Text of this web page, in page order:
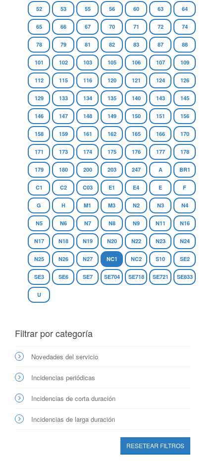
52 53 55 56 60 63 64
65 66 67 70 71 72 74
78 79 81 82 83 87 88
101 102 103 105 106 107 109
112 115 116 120 121 124 126
129 133 134 135 140 143 145
146 147 148 149 150 151 156
158 159 161 162 165 166 170
171 173 174 175 176 177 178
179 180 200 203 247 A BR1
C1 C2 C03 E1 E4 E F
G H M1 M3 N2 N3 N4
N5 N6 N7 N8 N9 N11 N16
N17 N18 N19 N20 N22 N23 N24
N25 N26 N27 NC1 NC2 S10 SE2
SE3 SE6 SE7 SE704 SE718 SE721 SE833
U
Filtrar por categoría
Novedades del servicio
Incidencias periódicas
Incidencias de corta duración
Incidencias de larga duración
RESETEAR FILTROS